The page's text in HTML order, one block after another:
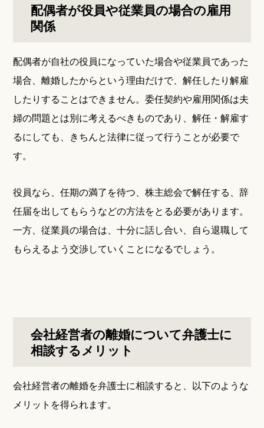
配偶者が役員や従業員の場合の雇用
関係
配偶者が自社の役員になっていた場合や従業員であった
場合、離婚したからという理由だけで、解任したり解雇
したりすることはできません。委任契約や雇用関係は夫
婦の問題とは別に考えるべきものであり、解任・解雇す
るにしても、きちんと法律に従って行うことが必要で
す。
役員なら、任期の満了を待つ、株主総会で解任する、辞
任届を出してもらうなどの方法をとる必要があります。
一方、従業員の場合は、十分に話し合い、自ら退職して
もらえるよう交渉していくことになるでしょう。
会社経営者の離婚について弁護士に
相談するメリット
会社経営者の離婚を弁護士に相談すると、以下のような
メリットを得られます。